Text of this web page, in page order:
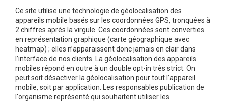
Ce site utilise une technologie de géolocalisation des
appareils mobile basés sur les coordonnées GPS, tronquées à
2 chiffres après la virgule. Ces coordonnées sont converties
en représentation graphique (carte géographique avec
heatmap) ; elles n’apparaissent donc jamais en clair dans
l’interface de nos clients. La géolocalisation des appareils
mobiles répond en outre à un double opt-in très strict. On
peut soit désactiver la géolocalisation pour tout l’appareil
mobile, soit par application. Les responsables publication de
l'organisme représenté qui souhaitent utiliser les